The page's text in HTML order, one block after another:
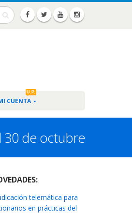
CUENTA
U.P.
30 de octubre
telemática para
en prácticas del